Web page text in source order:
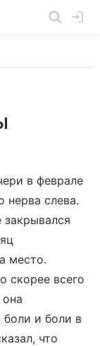
в феврале
нерва слева.
место.
скорее всего
боли и боли в
что